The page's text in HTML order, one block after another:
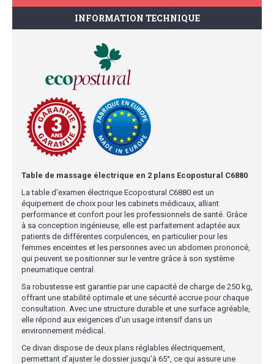
INFORMATION TECHNIQUE
Table de massage électrique en 2 plans Ecopostural C6880
La table d'examen électrique Ecopostural C6880 est un
équipement de choix pour les cabinets médicaux, alliant
performance et confort pour les professionnels de santé. Grâce
à sa conception ingénieuse, elle est parfaitement adaptée aux
patients de différentes corpulences, en particulier pour les
femmes enceintes et les personnes avec un abdomen prononcé,
qui peuvent se positionner sur le ventre grâce à son système
pneumatique central.
Sa robustesse est garantie par une capacité de charge de 250 kg,
offrant une stabilité optimale et une sécurité accrue pour chaque
consultation. Avec une structure durable et une surface agréable,
elle répond aux exigences d'un usage intensif dans un
environnement médical.
Ce divan dispose de deux plans réglables électriquement,
permettant d’ajuster le dossier jusqu’à 65°, ce qui assure une